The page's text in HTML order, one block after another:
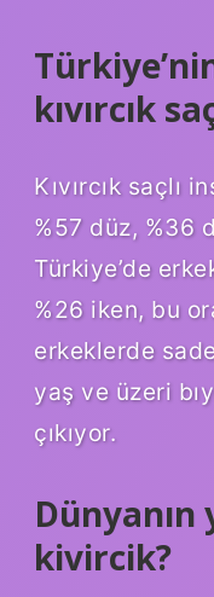
kıvırcık
Kıvırcık saçlı
%57 düz, %36
Türkiye’de
%26 iken, bu
erkeklerde
yaş ve üzeri
çıkıyor.
Dünyanın
kivircik?